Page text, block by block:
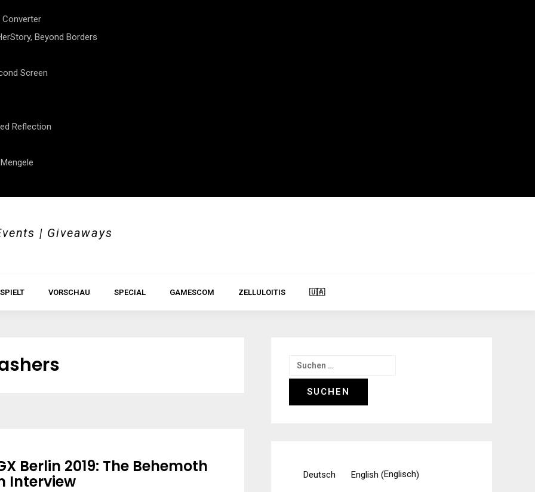
Converter
Beyond Borders
Screen
Reflection
| Giveaways
VORSCHAU SPECIAL GAMESCOM ZELLULOITIS 🇺🇦
Berlin 2019: The Behemoth
Interview
Suchen
nach:
Deutsch English (Englisch)